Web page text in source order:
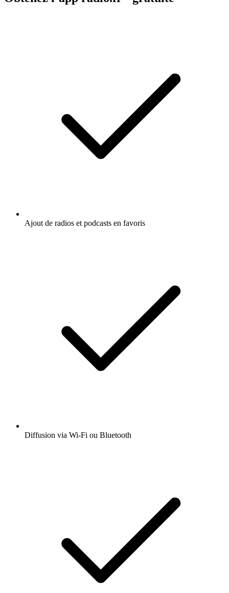
Ajout de radios et podcasts en favoris
Diffusion via Wi-Fi ou Bluetooth